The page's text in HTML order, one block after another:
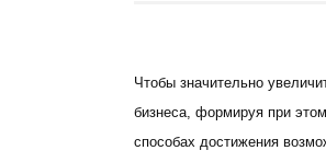
Чтобы значительно
бизнеса, формируя при
способах достижения